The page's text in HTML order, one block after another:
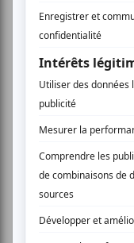
Festival Colline
Musique Québécoise
Festival Colline
Lac-Mégantic